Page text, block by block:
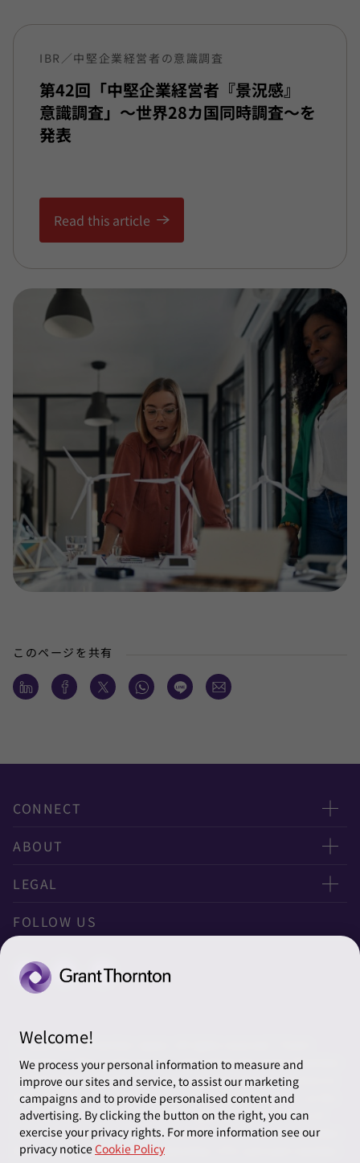
IBR／中堅企業経営者の意識調査
第42回 「中堅企業経営者 『景況感』
意識調査」 ～世界28カ国同時調査～を
発表
Read this article
このページを共有
CONNECT
お問い合わせ
ニュースレター申し込み
グローバル
グローバルリーチ
ABOUT
太陽有限責任監査法人
太陽グラントソントン税理士法人
太陽グラントソントン株式会社
株式会社サンライズ・アカウンティング・インターナショ
ナル
一般社団法人太陽グラントソントン
採用情報
LEGAL
利用規約
ソーシャルメディアポリシー
FOLLOW US
© 2026 Grant Thornton Japan. All rights reserved. “Grant
Thornton” refers to the brand under which the Grant Thornton
member firms provide assurance, tax and advisory services to
their clients and/or refers to one or more member firms, as the
context requires. Grant Thornton Japan is a member firm of
Grant Thornton International Ltd (GTIL). GTIL and the member
firms are not a worldwide partnership. GTIL and each member
Welcome!
We process your personal information to measure and
improve our sites and service, to assist our marketing
campaigns and to provide personalised content and
advertising. By clicking the button on the right, you can
exercise your privacy rights. For more information see our
privacy noticeCookie Policy